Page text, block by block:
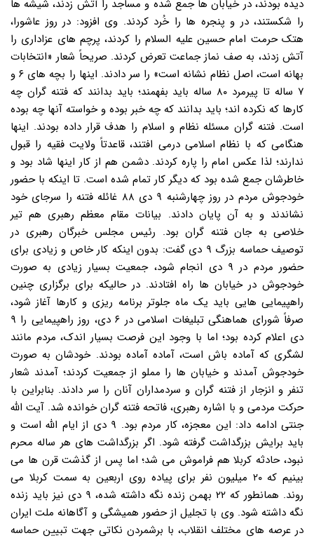
دیده بودند، در خیابان ها جمع شده و مساجد را آتش زدند، شیشه ها
را شکستند، در و پنجره ها را خُرد کردند. وی افزود: در روز عاشورا،
هتک حرمت امام حسین علیه السلام را کردند، پرچم های عزاداری را
آتش زدند، به صف نماز جماعت تعرض کردند. صریحاً شعار «انتخابات
بهانه است، اصل نظام نشانه است» را سر دادند. اینها را بچه های ۶ و
۷ ساله تا پیرمرد ۸۰ ساله باید بفهمند؛ باید بدانند که فتنه گران چه
کارها که نکرده اند؛ باید بدانند که چه خبر بوده و خواسته آنها چه بوده
است. فتنه گران مسئله نظام و اسلام را هدف قرار داده بودند. اینها
هنگامی که با نظام اسلامی درمی افتند، قاعدتاً ولایت فقیه را قبول
ندارند؛ لذا عکس امام را پاره کردند. دشمن هم از کار اینها شاد بود و
خاطرشان جمع شده بود که دیگر کار تمام شده است. تا اینکه با حضور
خودجوش مردم در روز چهارشنبه ۹ دی ۸۸ غائله فتنه را سرجای خود
نشاندند و به آن پایان دادند. بیانات مقام معظم رهبری هم تیر
خلاصی به جان فتنه گران بود. رئیس مجلس خبرگان رهبری در
توصیف حماسه بزرگ ۹ دی گفت: بدون اینکه کار خاص و زیادی برای
حضور مردم در ۹ دی انجام شود، جمعیت بسیار زیادی به صورت
خودجوش در خیابان ها راه افتادند. در حالیکه برای برگزاری چنین
راهپیمایی هایی باید یک ماه جلوتر برنامه ریزی و کارها آغاز شود،
صرفاً شورای هماهنگی تبلیغات اسلامی در ۶ دی، روز راهپیمایی را ۹
دی اعلام کرده بود؛ اما با وجود این فرصت بسیار اندک، مردم مانند
لشگری که آماده باش است، آماده آماده بودند. خودشان به صورت
خودجوش آمدند و خیابان ها را مملو از جمعیت کردند؛ آمدند شعار
تنفر و انزجار از فتنه گران و سردمداران آنان را سر دادند. بنابراین با
حرکت مردمی و با اشاره رهبری، فاتحه فتنه گران خوانده شد. آیت الله
جنتی ادامه داد: این معجزه، کار مردم بود. ۹ دی از ایام الله است و
باید برایش بزرگداشت گرفته شود. اگر بزرگداشت های هر ساله محرم
نبود، حادثه کربلا هم فراموش می شد؛ اما پس از گذشت قرن ها می
بینیم که ۲۰ میلیون نفر برای پیاده روی اربعین به سمت کربلا می
روند. همانطور که ۲۲ بهمن زنده نگه داشته شده، ۹ دی نیز باید زنده
نگه داشته شود. وی با تجلیل از حضور همیشگی و آگاهانه ملت ایران
در عرصه های مختلف انقلاب، با برشمردن نکاتی جهت تبیین حماسه